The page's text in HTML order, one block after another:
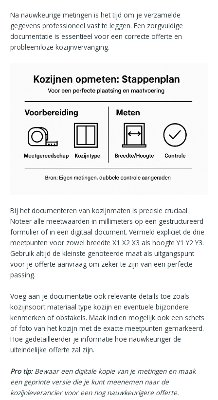
Na nauwkeurige metingen is het tijd om je verzamelde
gegevens professioneel vast te leggen. Een zorgvuldige
documentatie is essentieel voor een correcte offerte en
probleemloze kozijnvervanging.
Bij het documenteren van kozijnmaten is precisie cruciaal.
Noteer alle meetwaarden in millimeters op een gestructureerd
formulier of in een digitaal document. Vermeld expliciet de drie
meetpunten voor zowel breedte X1 X2 X3 als hoogte Y1 Y2 Y3.
Gebruik altijd de kleinste genoteerde maat als uitgangspunt
voor je offerte aanvraag om zeker te zijn van een perfecte
passing.
Voeg aan je documentatie ook relevante details toe zoals
kozijnsoort materiaal type kozijn en eventuele bijzondere
kenmerken of obstakels. Maak indien mogelijk ook een schets
of foto van het kozijn met de exacte meetpunten gemarkeerd.
Hoe gedetailleerder je informatie hoe nauwkeuriger de
uiteindelijke offerte zal zijn.
Pro tip: Bewaar een digitale kopie van je metingen en maak
een geprinte versie die je kunt meenemen naar de
kozijnleverancier voor een nog nauwkeurigere offerte.